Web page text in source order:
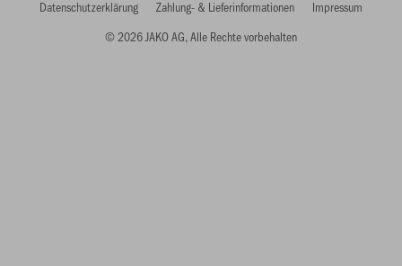
© 2026 JAKO AG, Alle Rechte vorbehalten
Datenschutzerklärung
Zahlung- & Lieferinformationen Impressum